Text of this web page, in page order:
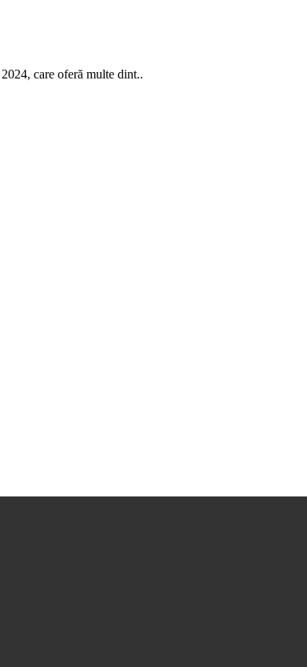
care oferă multe dint..